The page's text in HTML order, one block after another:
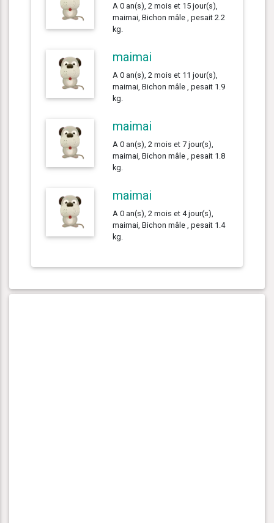
A 0 an(s), 2 mois et 15 jour(s),
maimai, Bichon mâle , pesait 2.2
kg.
maimai
A 0 an(s), 2 mois et 11 jour(s),
maimai, Bichon mâle , pesait 1.9
kg.
maimai
A 0 an(s), 2 mois et 7 jour(s),
maimai, Bichon mâle , pesait 1.8
kg.
maimai
A 0 an(s), 2 mois et 4 jour(s),
maimai, Bichon mâle , pesait 1.4
kg.